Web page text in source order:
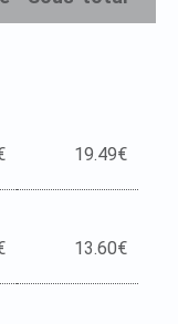
19.49€
13.60€